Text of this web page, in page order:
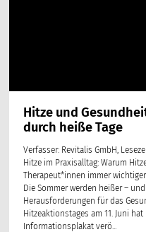
Hitze und
durch heiße Tage
Verfasser: Revitalis GmbH,
Hitze im Praxisalltag: Warum
Therapeut*innen immer
Die Sommer werden heißer –
Herausforderungen für das
Hitzeaktionstages am 11. Juni
Informationsplakat verö...